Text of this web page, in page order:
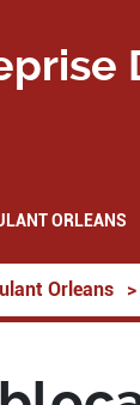
ORLEANS
Orleans >